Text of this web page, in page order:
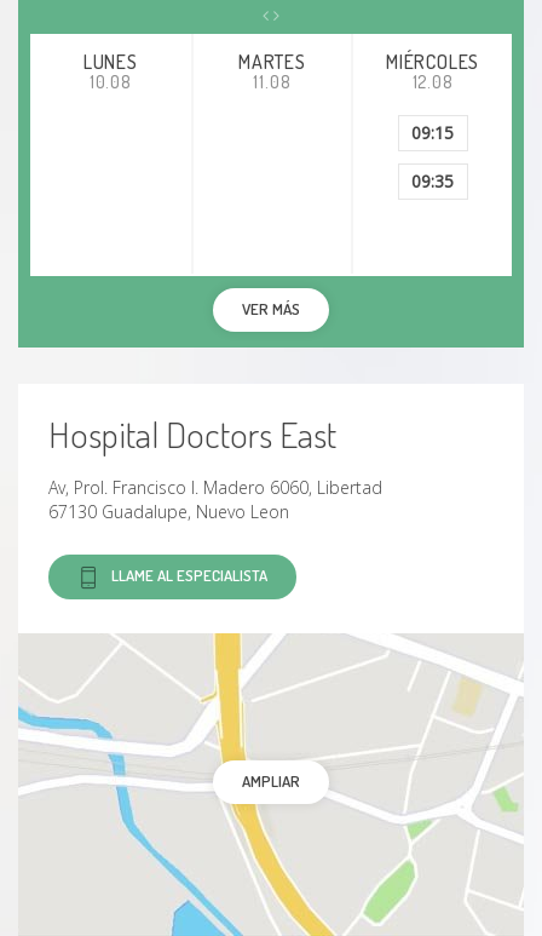
Condromalacia rotuliana
Epicondilitis humeral
Hombro de nadador
Ciática
Dedos en garra
Enfermedad de Osgood-Schlatter
Quiste de Baker
Quiste poplíteo
LUNES
10.08
MARTES
11.08
MIÉRCOLES
12.08
09:15
09:35
VER MÁS
Hospital Doctors East
Av, Prol. Francisco I. Madero 6060, Libertad
67130 Guadalupe, Nuevo Leon
LLAME AL ESPECIALISTA
AMPLIAR